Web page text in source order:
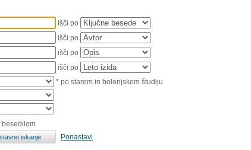
išči po
išči po
išči po
išči po
* po starem in bolonjskem študiju
besedilom
Ponastavi